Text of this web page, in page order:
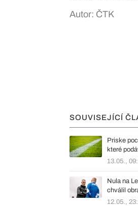
Autor: ČTK
SOUVISEJÍCÍ
Priske
které
13.05.,
Nula na
chválil
12.05.,